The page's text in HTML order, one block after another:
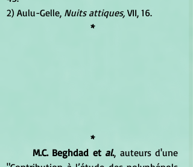
2) Aulu-Gelle, Nuits attiques, VII, 16.
*
*
M.C. Beghdad et al., auteurs d'une